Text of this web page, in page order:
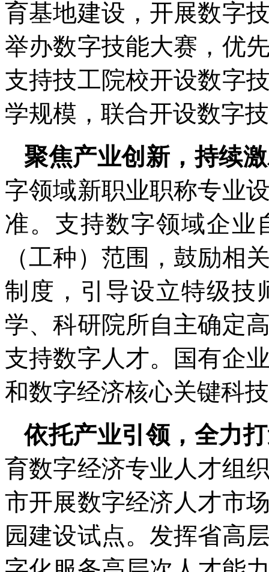
育基地建设，开展数字
举办数字技能大赛，优
支持技工院校开设数字
学规模，联合开设数字
聚焦产业创新，持续
字领域新职业职称专业
准。支持数字领域企业
（工种）范围，鼓励相
制度，引导设立特级技
学、科研院所自主确定
支持数字人才。国有企
和数字经济核心关键科
依托产业引领，全力
育数字经济专业人才组
市开展数字经济人才市
园建设试点。发挥省高